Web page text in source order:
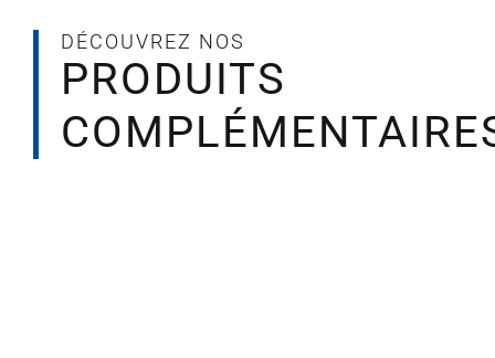
lt)
DÉCOUVREZ NOS
PRODUITS